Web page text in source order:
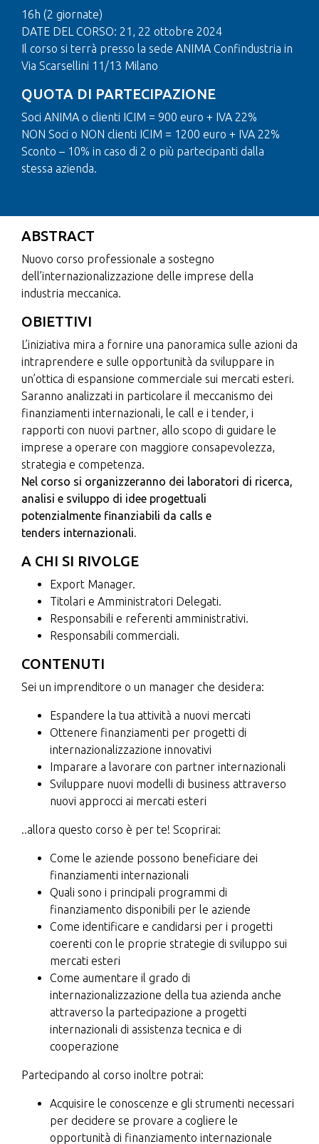
16h (2 giornate)
DATE DEL CORSO: 21, 22 ottobre 2024
Il corso si terrà presso la sede ANIMA Confindustria in
Via Scarsellini 11/13 Milano
QUOTA DI PARTECIPAZIONE
Soci ANIMA o clienti ICIM = 900 euro + IVA 22%
NON Soci o NON clienti ICIM = 1200 euro + IVA 22%
Sconto – 10% in caso di 2 o più partecipanti dalla
stessa azienda.
ABSTRACT
Nuovo corso professionale a sostegno
dell’internazionalizzazione delle imprese della
industria meccanica.
OBIETTIVI
L’iniziativa mira a fornire una panoramica sulle azioni da
intraprendere e sulle opportunità da sviluppare in
un’ottica di espansione commerciale sui mercati esteri.
Saranno analizzati in particolare il meccanismo dei
finanziamenti internazionali, le call e i tender, i
rapporti con nuovi partner, allo scopo di guidare le
imprese a operare con maggiore consapevolezza,
strategia e competenza.
Nel corso si organizzeranno dei laboratori di ricerca,
analisi e sviluppo di idee progettuali
potenzialmente finanziabili da calls e
tenders internazionali.
A CHI SI RIVOLGE
Export Manager.
Titolari e Amministratori Delegati.
Responsabili e referenti amministrativi.
Responsabili commerciali.
CONTENUTI
Sei un imprenditore o un manager che desidera:
Espandere la tua attività a nuovi mercati
Ottenere finanziamenti per progetti di
internazionalizzazione innovativi
Imparare a lavorare con partner internazionali
Sviluppare nuovi modelli di business attraverso
nuovi approcci ai mercati esteri
..allora questo corso è per te! Scoprirai:
Come le aziende possono beneficiare dei
finanziamenti internazionali
Quali sono i principali programmi di
finanziamento disponibili per le aziende
Come identificare e candidarsi per i progetti
coerenti con le proprie strategie di sviluppo sui
mercati esteri
Come aumentare il grado di
internazionalizzazione della tua azienda anche
attraverso la partecipazione a progetti
internazionali di assistenza tecnica e di
cooperazione
Partecipando al corso inoltre potrai:
Acquisire le conoscenze e gli strumenti necessari
per decidere se provare a cogliere le
opportunità di finanziamento internazionale